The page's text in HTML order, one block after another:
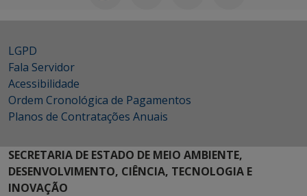
LGPD
Fala Servidor
Acessibilidade
Ordem Cronológica de Pagamentos
Planos de Contratações Anuais
SECRETARIA DE ESTADO DE MEIO AMBIENTE,
DESENVOLVIMENTO, CIÊNCIA, TECNOLOGIA E
INOVAÇÃO